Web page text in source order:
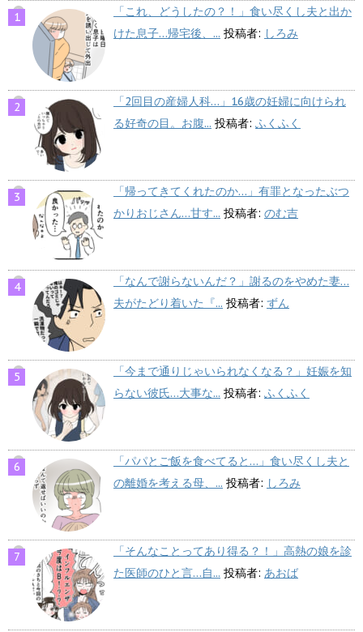
「これ、どうしたの？！」食い尽くし夫と出か
けた息子…帰宅後、... 投稿者: しろみ
「2回目の産婦人科…」16歳の妊婦に向けられ
る好奇の目。お腹... 投稿者: ふくふく
「帰ってきてくれたのか…」有罪となったぶつ
かりおじさん…甘す... 投稿者: のむ吉
「なんで謝らないんだ？」謝るのをやめた妻…
夫がたどり着いた『... 投稿者: ずん
「今まで通りじゃいられなくなる？」妊娠を知
らない彼氏…大事な... 投稿者: ふくふく
「パパとご飯を食べてると…」食い尽くし夫と
の離婚を考える母、... 投稿者: しろみ
「そんなことってあり得る？！」高熱の娘を診
た医師のひと言…自... 投稿者: あおば